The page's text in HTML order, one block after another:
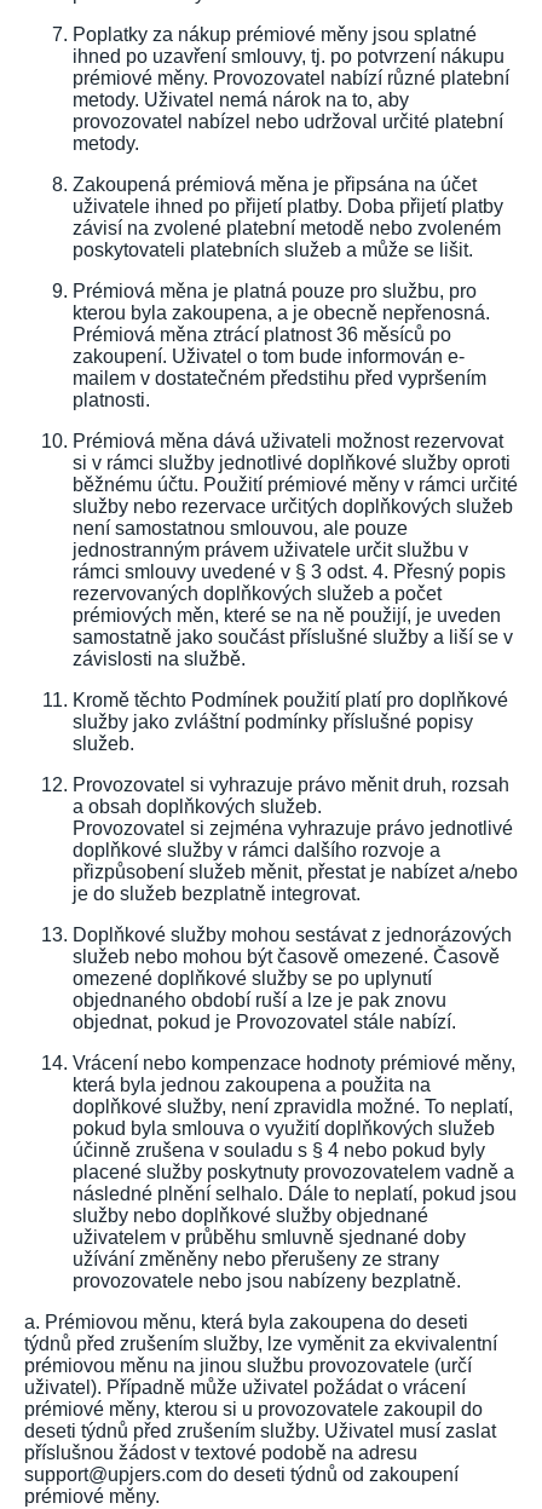
Poplatky za nákup prémiové měny jsou splatné
ihned po uzavření smlouvy, tj. po potvrzení nákupu
prémiové měny. Provozovatel nabízí různé platební
metody. Uživatel nemá nárok na to, aby
provozovatel nabízel nebo udržoval určité platební
metody.
Zakoupená prémiová měna je připsána na účet
uživatele ihned po přijetí platby. Doba přijetí platby
závisí na zvolené platební metodě nebo zvoleném
poskytovateli platebních služeb a může se lišit.
Prémiová měna je platná pouze pro službu, pro
kterou byla zakoupena, a je obecně nepřenosná.
Prémiová měna ztrácí platnost 36 měsíců po
zakoupení. Uživatel o tom bude informován e-
mailem v dostatečném předstihu před vypršením
platnosti.
Prémiová měna dává uživateli možnost rezervovat
si v rámci služby jednotlivé doplňkové služby oproti
běžnému účtu. Použití prémiové měny v rámci určité
služby nebo rezervace určitých doplňkových služeb
není samostatnou smlouvou, ale pouze
jednostranným právem uživatele určit službu v
rámci smlouvy uvedené v § 3 odst. 4. Přesný popis
rezervovaných doplňkových služeb a počet
prémiových měn, které se na ně použijí, je uveden
samostatně jako součást příslušné služby a liší se v
závislosti na službě.
Kromě těchto Podmínek použití platí pro doplňkové
služby jako zvláštní podmínky příslušné popisy
služeb.
Provozovatel si vyhrazuje právo měnit druh, rozsah
a obsah doplňkových služeb.
Provozovatel si zejména vyhrazuje právo jednotlivé
doplňkové služby v rámci dalšího rozvoje a
přizpůsobení služeb měnit, přestat je nabízet a/nebo
je do služeb bezplatně integrovat.
Doplňkové služby mohou sestávat z jednorázových
služeb nebo mohou být časově omezené. Časově
omezené doplňkové služby se po uplynutí
objednaného období ruší a lze je pak znovu
objednat, pokud je Provozovatel stále nabízí.
Vrácení nebo kompenzace hodnoty prémiové měny,
která byla jednou zakoupena a použita na
doplňkové služby, není zpravidla možné. To neplatí,
pokud byla smlouva o využití doplňkových služeb
účinně zrušena v souladu s § 4 nebo pokud byly
placené služby poskytnuty provozovatelem vadně a
následné plnění selhalo. Dále to neplatí, pokud jsou
služby nebo doplňkové služby objednané
uživatelem v průběhu smluvně sjednané doby
užívání změněny nebo přerušeny ze strany
provozovatele nebo jsou nabízeny bezplatně.
a. Prémiovou měnu, která byla zakoupena do deseti
týdnů před zrušením služby, lze vyměnit za ekvivalentní
prémiovou měnu na jinou službu provozovatele (určí
uživatel). Případně může uživatel požádat o vrácení
prémiové měny, kterou si u provozovatele zakoupil do
deseti týdnů před zrušením služby. Uživatel musí zaslat
příslušnou žádost v textové podobě na adresu
support@upjers.com do deseti týdnů od zakoupení
prémiové měny.